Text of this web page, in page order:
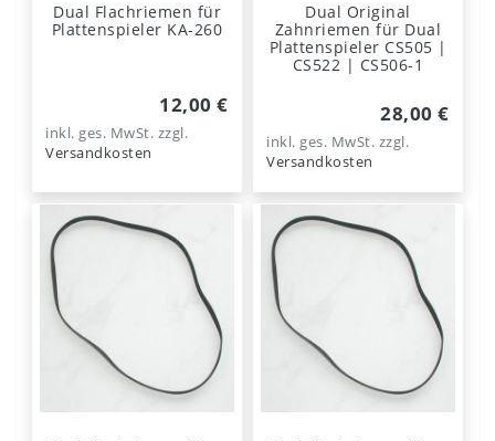
Dual Flachriemen für
Plattenspieler KA-260
12,00 €
inkl. ges. MwSt. zzgl.
Versandkosten
Dual Original
Zahnriemen für Dual
Plattenspieler CS505 |
CS522 | CS506-1
28,00 €
inkl. ges. MwSt. zzgl.
Versandkosten